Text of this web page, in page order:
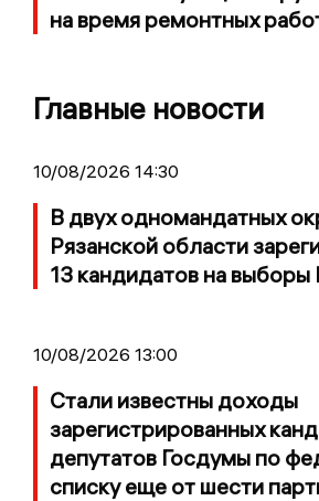
на время ремонтных
Главные новости
10/08/2026 14:30
В двух одномандатных
Рязанской области
13 кандидатов на
10/08/2026 13:00
Стали известны доходы
зарегистрированных
депутатов Госдумы по
списку еще от шести